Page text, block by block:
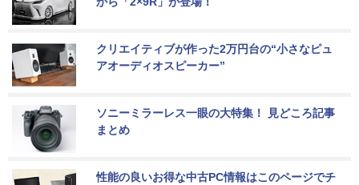
クリエイティブが作った2万円台の“小さなピュ
アオーディオスピーカー”
ソニーミラーレス一眼の大特集！ 見どころ記事
まとめ
性能の良いお得な中古PC情報はこのページでチ